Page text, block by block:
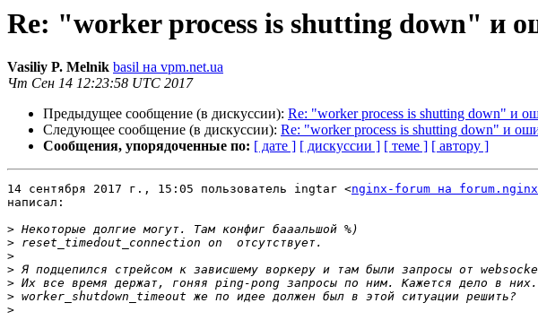
Re: "worker process is shutting down" и
Vasiliy P. Melnik basil на vpm.net.ua
Чт Сен 14 12:23:58 UTC 2017
Предыдущее сообщение (в дискуссии): Re: "worker process is shutting down" и
Следующее сообщение (в дискуссии): Re: "worker process is shutting down" и
Сообщения, упорядоченные по: [ дате ] [ дискуссии ] [ теме ] [ автору ]
14 сентября 2017 г., 15:05 пользователь ingtar <nginx-forum на
написал:
>
>
>
>
>
>
>